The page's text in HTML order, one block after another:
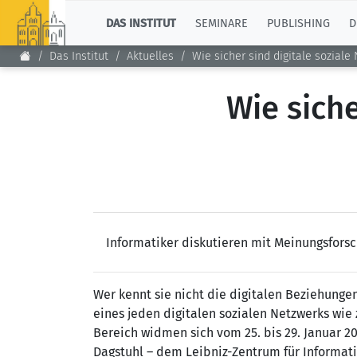
DAS INSTITUT SEMINARE PUBLISHING
Das Institut Aktuelles Wie sicher sind digitale soziale
Wie
Informatiker diskutieren mit
Wer kennt sie nicht die digitalen
eines jeden digitalen sozialen Netzwerks
Bereich widmen sich vom 25. bis 29. Januar
Dagstuhl – dem Leibniz-Zentrum für